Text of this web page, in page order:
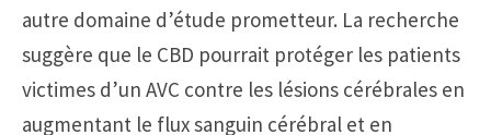
autre domaine d’étude prometteur. La recherche
suggère que le CBD pourrait protéger les patients
victimes d’un AVC contre les lésions cérébrales en
augmentant le flux sanguin cérébral et en